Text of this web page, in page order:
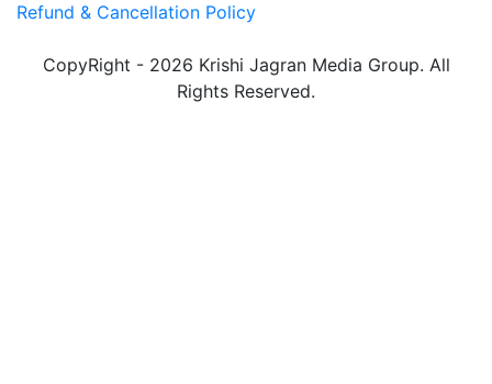
Refund & Cancellation Policy
CopyRight - 2026 Krishi Jagran Media Group. All
Rights Reserved.